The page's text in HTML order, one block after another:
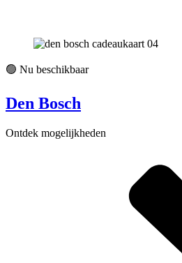
🟢 Nu beschikbaar
Den Bosch
Ontdek mogelijkheden